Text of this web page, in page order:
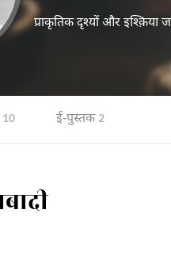
प्राकृतिक दृश्यों और इश्क़िया
10 ई-पुस्तक 2